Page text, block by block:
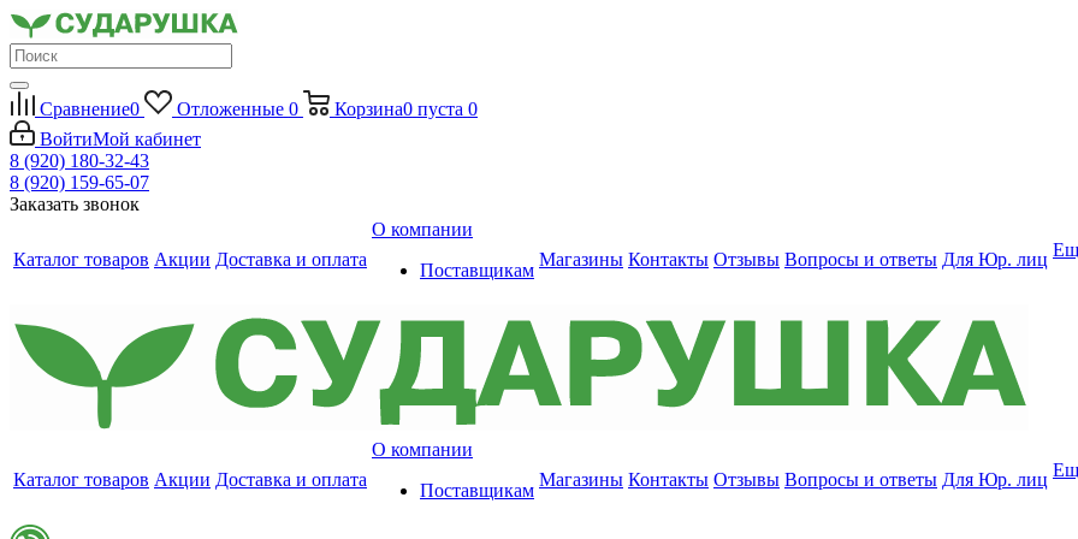
Сравнение0 Отложенные 0 Корзина0 пуста 0
ВойтиМой кабинет
8 (920) 180-32-43
8 (920) 159-65-07
Заказать звонок
Каталог товаров Акции Доставка и оплата
О компании
Поставщикам
Магазины Контакты Отзывы Вопросы и ответы Для Юр. лиц
Каталог товаров Акции Доставка и оплата
О компании
Поставщикам
Магазины Контакты Отзывы Вопросы и ответы Для Юр. лиц